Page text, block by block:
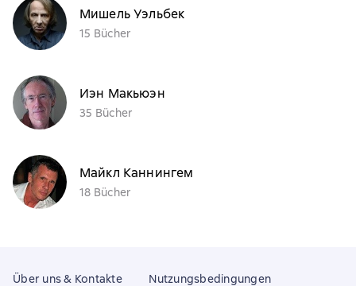
Мишель Уэльбек
15 Bücher
Иэн Макьюэн
35 Bücher
Майкл Каннингем
18 Bücher
Über uns & Kontakte Nutzungsbedingungen